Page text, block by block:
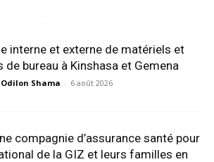
interne et externe de matériels et
de bureau à Kinshasa et Gemena
Odilon Shama - 6 août 2026
compagnie d’assurance santé pour
de la GIZ et leurs familles en